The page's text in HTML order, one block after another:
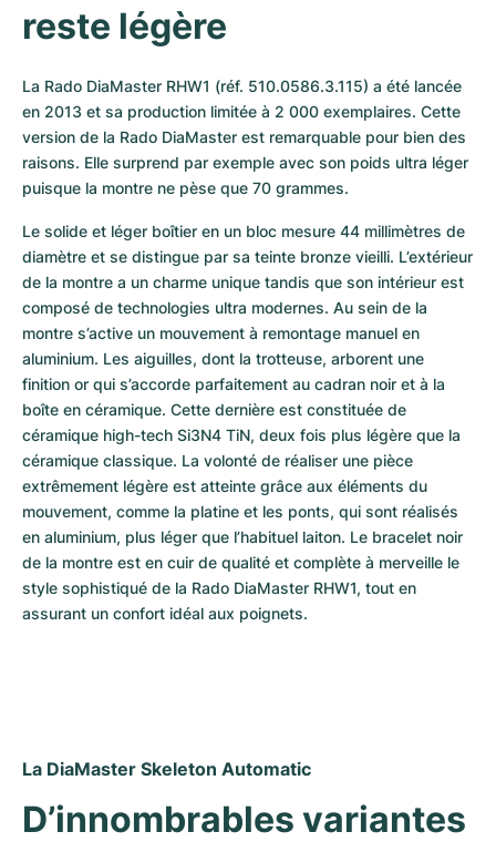
reste légère
La Rado DiaMaster RHW1 (réf. 510.0586.3.115) a été lancée
en 2013 et sa production limitée à 2 000 exemplaires. Cette
version de la Rado DiaMaster est remarquable pour bien des
raisons. Elle surprend par exemple avec son poids ultra léger
puisque la montre ne pèse que 70 grammes.
Le solide et léger boîtier en un bloc mesure 44 millimètres de
diamètre et se distingue par sa teinte bronze vieilli. L’extérieur
de la montre a un charme unique tandis que son intérieur est
composé de technologies ultra modernes. Au sein de la
montre s’active un mouvement à remontage manuel en
aluminium. Les aiguilles, dont la trotteuse, arborent une
finition or qui s’accorde parfaitement au cadran noir et à la
boîte en céramique. Cette dernière est constituée de
céramique high-tech Si3N4 TiN, deux fois plus légère que la
céramique classique. La volonté de réaliser une pièce
extrêmement légère est atteinte grâce aux éléments du
mouvement, comme la platine et les ponts, qui sont réalisés
en aluminium, plus léger que l’habituel laiton. Le bracelet noir
de la montre est en cuir de qualité et complète à merveille le
style sophistiqué de la Rado DiaMaster RHW1, tout en
assurant un confort idéal aux poignets.
La DiaMaster Skeleton Automatic
D’innombrables variantes